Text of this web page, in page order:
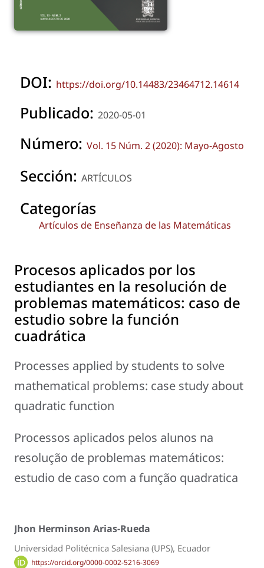
DOI: https://doi.org/10.14483/23464712.14614
Publicado: 2020-05-01
Número: Vol. 15 Núm. 2 (2020): Mayo-Agosto
Sección: ARTÍCULOS
Categorías
Artículos de Enseñanza de las Matemáticas
Procesos aplicados por los
estudiantes en la resolución de
problemas matemáticos: caso de
estudio sobre la función
cuadrática
Processes applied by students to solve
mathematical problems: case study about
quadratic function
Processos aplicados pelos alunos na
resolução de problemas matemáticos:
estudio de caso com a função quadratica
Jhon Herminson Arias-Rueda
Universidad Politécnica Salesiana (UPS), Ecuador
https://orcid.org/0000-0002-5216-3069